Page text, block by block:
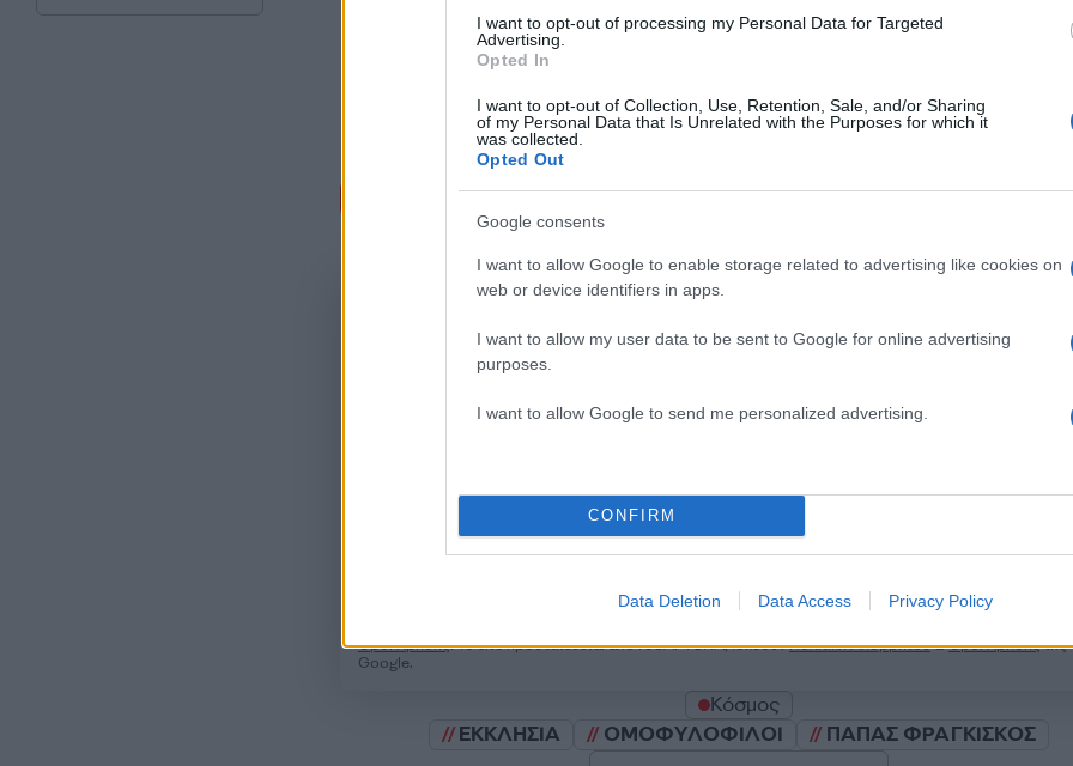
I want to opt-out of processing my Personal Data for Targeted
Advertising.
Opted In
I want to opt-out of Collection, Use, Retention, Sale, and/or Sharing
of my Personal Data that Is Unrelated with the Purposes for which it
was collected.
Opted Out
Google consents
I want to allow Google to enable storage related to advertising like cookies on
web or device identifiers in apps.
I want to allow my user data to be sent to Google for online advertising
purposes.
I want to allow Google to send me personalized advertising.
CONFIRM
Data Deletion Data Access Privacy Policy
Σχόλια
Σχολίασε εδώ
Υποβολή σχολίου
Όροι Χρήσης. Το site προστατεύεται από reCAPTCHA, ισχύουνΠολιτική Απορρήτου&Όροι Χρήσηςτης
Google.
Κόσμος
ΕΚΚΛΗΣΙΑ
ΟΜΟΦΥΛΟΦΙΛΟΙ ΠΑΠΑΣ ΦΡΑΓΚΙΣΚΟΣ